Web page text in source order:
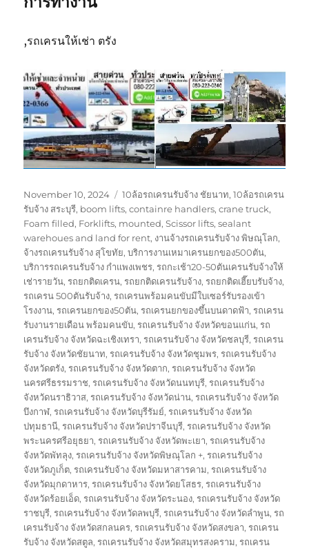
,รถเครนให้เช่า ตรัง
Posted
on
November 10, 2024 Tags
10ล้อรถเครนรับจ้าง ชัยนาท,10ล้อรถเครน
รับจ้าง สระบุรี, boom lifts,containre handlers,crane truck,
Foam filled, Forklifts, mounted,Scissor lifts,sealant
warehoues and land for rent, งานจ้างรถเครนรับจ้าง พิษณุโลก,
จ้างรถเครนรับจ้าง สุโขทัย,บริการงานเหมาเครนยกของ500ตัน,
บริการรถเครนรับจ้าง กำแพงเพชร,รถกะเช้า20-50ตันเครนรับจ้างให้
เช่ารายวัน,รถยกติดเครน,รถยกติดเครนรับจ้าง,รถยกติดเฮี๊ยบรับจ้าง,
รถเครน 500ตันรับจ้าง,รถเครนพร้อมคนขับมีใบเซอร์รับรองเข้า
โรงงาน,รถเครนยกของ50ตัน,รถเครนยกของขึ้นบนดาดฟ้า,รถเครน
รับงานรายเดือน พร้อมคนขับ,รถเครนรับจ้าง จังหวัดขอนแก่น,รถ
เครนรับจ้าง จังหวัดฉะเชิงเทรา,รถเครนรับจ้าง จังหวัดชลบุรี,รถเครน
รับจ้าง จังหวัดชัยนาท,รถเครนรับจ้าง จังหวัดชุมพร,รถเครนรับจ้าง
จังหวัดตรัง,รถเครนรับจ้าง จังหวัดตาก,รถเครนรับจ้าง จังหวัด
นครศรีธรรมราช,รถเครนรับจ้าง จังหวัดนนทบุรี,รถเครนรับจ้าง
จังหวัดนราธิวาส,รถเครนรับจ้าง จังหวัดน่าน,รถเครนรับจ้าง จังหวัด
บึงกาฬ,รถเครนรับจ้าง จังหวัดบุรีรัมย์,รถเครนรับจ้าง จังหวัด
ปทุมธานี,รถเครนรับจ้าง จังหวัดปราจีนบุรี,รถเครนรับจ้าง จังหวัด
พระนครศรีอยุธยา,รถเครนรับจ้าง จังหวัดพะเยา,รถเครนรับจ้าง
จังหวัดพัทลุง,รถเครนรับจ้าง จังหวัดพิษณุโลก +,รถเครนรับจ้าง
จังหวัดภูเก็ต,รถเครนรับจ้าง จังหวัดมหาสารคาม,รถเครนรับจ้าง
จังหวัดมุกดาหาร,รถเครนรับจ้าง จังหวัดยโสธร,รถเครนรับจ้าง
จังหวัดร้อยเอ็ด,รถเครนรับจ้าง จังหวัดระนอง,รถเครนรับจ้าง จังหวัด
ราชบุรี,รถเครนรับจ้าง จังหวัดลพบุรี,รถเครนรับจ้าง จังหวัดลำพูน,รถ
เครนรับจ้าง จังหวัดสกลนคร,รถเครนรับจ้าง จังหวัดสงขลา,รถเครน
รับจ้าง จังหวัดสตูล,รถเครนรับจ้าง จังหวัดสมุทรสงคราม,รถเครน